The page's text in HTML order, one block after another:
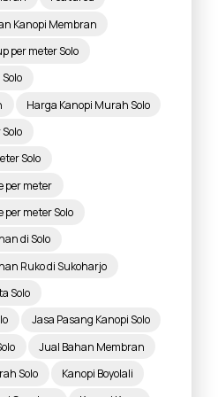
Kanopi Membran
per meter Solo
Harga Kanopi Murah Solo
Solo
per meter
meter Solo
di Solo
Ruko di Sukoharjo
Solo
Jasa Pasang Kanopi Solo
Jual Bahan Membran
Solo
Kanopi Boyolali